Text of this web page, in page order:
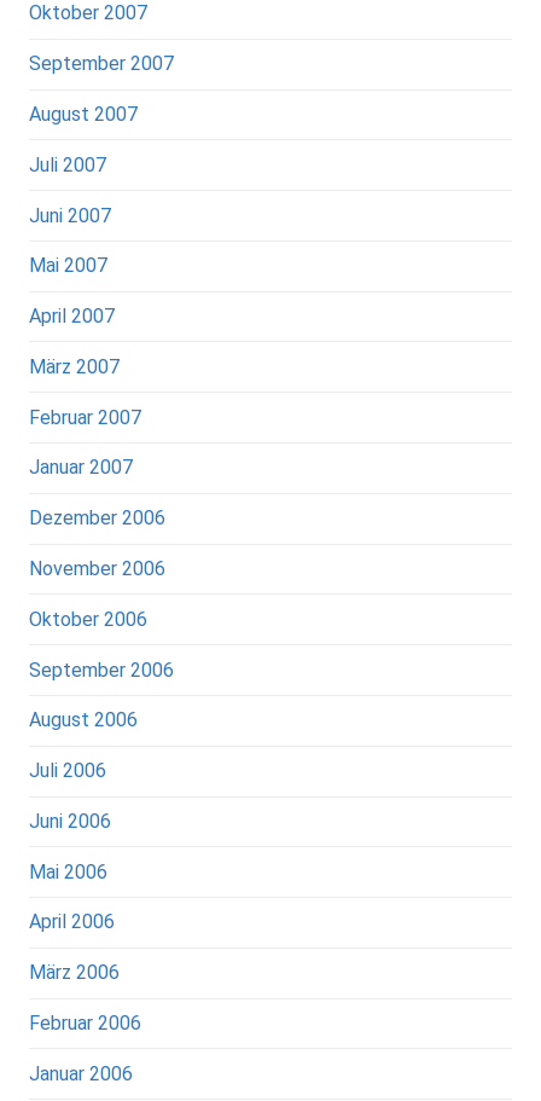
Oktober 2007
September 2007
August 2007
Juli 2007
Juni 2007
Mai 2007
April 2007
März 2007
Februar 2007
Januar 2007
Dezember 2006
November 2006
Oktober 2006
September 2006
August 2006
Juli 2006
Juni 2006
Mai 2006
April 2006
März 2006
Februar 2006
Januar 2006